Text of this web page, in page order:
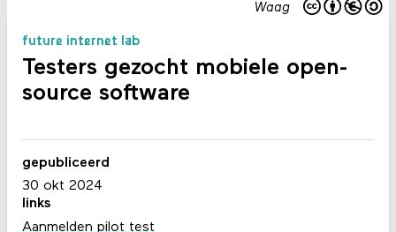
Waag
future internet lab
Testers gezocht mobiele open-
source software
gepubliceerd
30 okt 2024
links
Aanmelden pilot test